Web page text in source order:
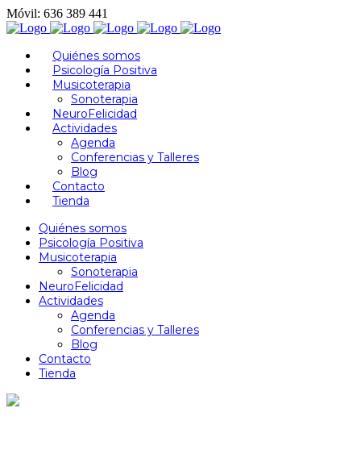
Móvil: 636 389 441
Quiénes somos
Psicología Positiva
Musicoterapia
Sonoterapia
NeuroFelicidad
Actividades
Agenda
Conferencias y Talleres
Blog
Contacto
Tienda
Quiénes somos
Psicología Positiva
Musicoterapia
Sonoterapia
NeuroFelicidad
Actividades
Agenda
Conferencias y Talleres
Blog
Contacto
Tienda